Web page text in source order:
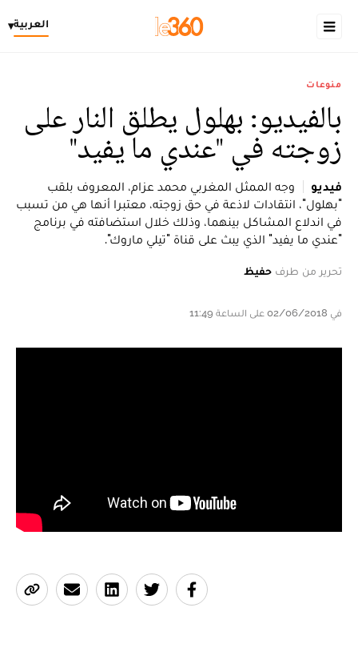
العربية▾
منوعات
بالفيديو: بهلول يطلق النار على
زوجته في "عندي ما يفيد"
فيديو
وجه الممثل المغربي محمد عزام، المعروف بلقب
"بهلول"، انتقادات لاذعة في حق زوجته، معتبرا أنها هي من تسبب
في اندلاع المشاكل بينهما، وذلك خلال استضافته في برنامج
"عندي ما يفيد" الذي يبث على قناة "تيلي ماروك".
تحرير من طرف حفيظ
في 02/06/2018 على الساعة 11:49